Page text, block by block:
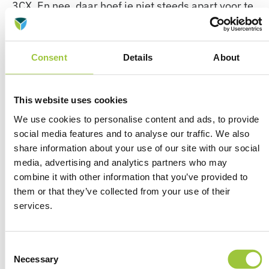
Consent Details About
This website uses cookies
We use cookies to personalise content and ads, to provide
social media features and to analyse our traffic. We also
share information about your use of our site with our social
media, advertising and analytics partners who may
combine it with other information that you’ve provided to
them or that they’ve collected from your use of their
services.
Selection
Necessary
3CX. En nee, daar hoef je niet steeds apart voor te
betalen. Dat is het gebruikersgemak waar wij juist
fan van zijn.
Betrouwbaar en fijn in gebruik
het systeem betrouwbaar vinden, eenvoudig in de
bediening en dat het vooral fijn is, omdat ze zelf
kunnen kiezen wie hun VoIP hardware leverancier
en provider is. Zo ben je geen huurder meer van
een dienst waar je niets aan mag veranderen. Je
gebruikt nu precies dat wat je wil en wat je nodig
hebt. Ga mee in de tijd en neem afscheid van je
Ga mee in de tijd en neem